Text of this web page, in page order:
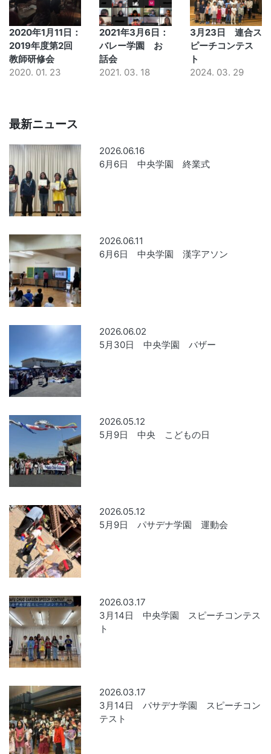
2020年1月11日：
2019年度第2回
教師研修会
2020. 01. 23
2021年3月6日：
バレー学園 お
話会
2021. 03. 18
3月23日 連合ス
ピーチコンテス
ト
2024. 03. 29
最新ニュース
2026.06.16
6月6日 中央学園 終業式
2026.06.11
6月6日 中央学園 漢字アソン
2026.06.02
5月30日 中央学園 バザー
2026.05.12
5月9日 中央 こどもの日
2026.05.12
5月9日 パサデナ学園 運動会
2026.03.17
3月14日 中央学園 スピーチコンテス
ト
2026.03.17
3月14日 パサデナ学園 スピーチコン
テスト